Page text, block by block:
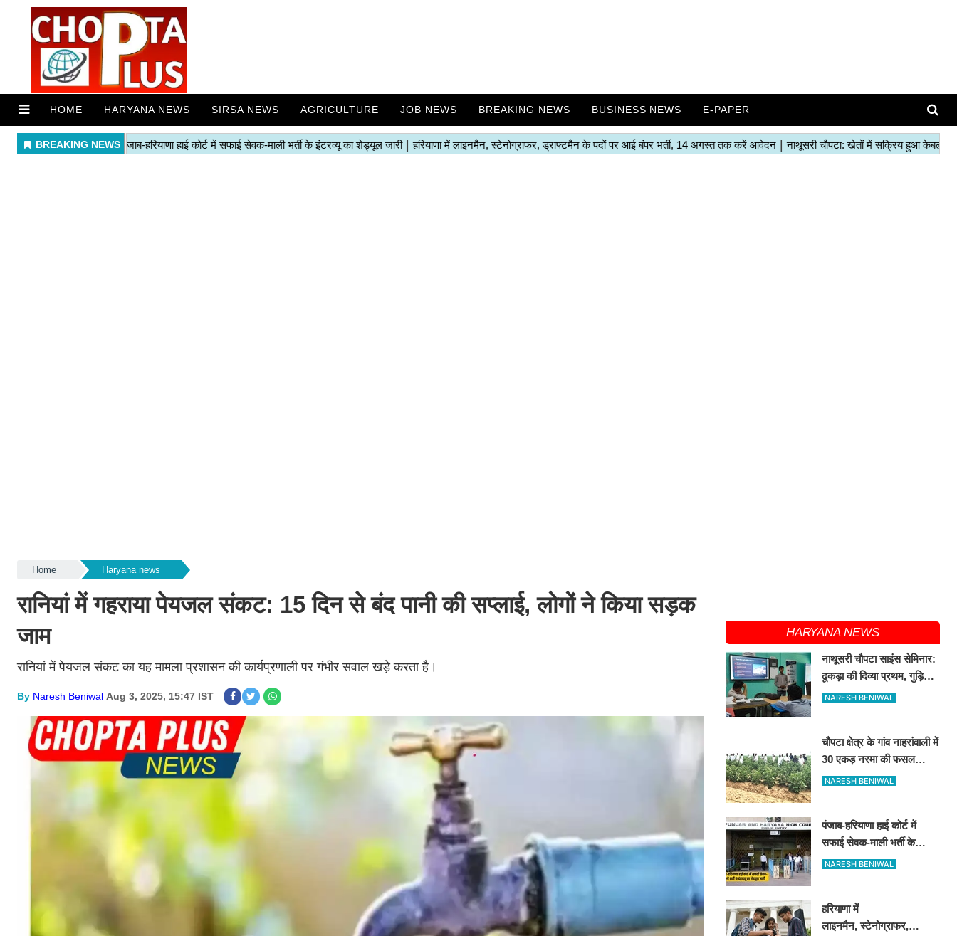
HOME HARYANA NEWS SIRSA NEWS AGRICULTURE JOB NEWS BREAKING NEWS BUSINESS NEWS E-PAPER
Home Haryana news
रानियां में गहराया पेयजल संकट: 15 दिन से बंद पानी की सप्लाई, लोगों ने किया सड़क
जाम
रानियां में पेयजल संकट का यह मामला प्रशासन की कार्यप्रणाली पर गंभीर सवाल खड़े करता है।
By Naresh Beniwal Aug 3, 2025, 15:47 IST
HARYANA NEWS
नाथूसरी चौपटा साइंस सेमिनार:
ढूकड़ा की दिव्या प्रथम, गुड़िया
खेड़ा के पंकज को दूसरा स्थान
NARESH BENIWAL
चौपटा क्षेत्र के गांव नाहरांवाली में
30 एकड़ नरमा की फसल
खराब, किसानों ने की पुलिस व
NARESH BENIWAL
पंजाब-हरियाणा हाई कोर्ट में
सफाई सेवक-माली भर्ती के
इंटरव्यू का शेड्यूल जारी
NARESH BENIWAL
हरियाणा में
लाइनमैन, स्टेनोग्राफर,